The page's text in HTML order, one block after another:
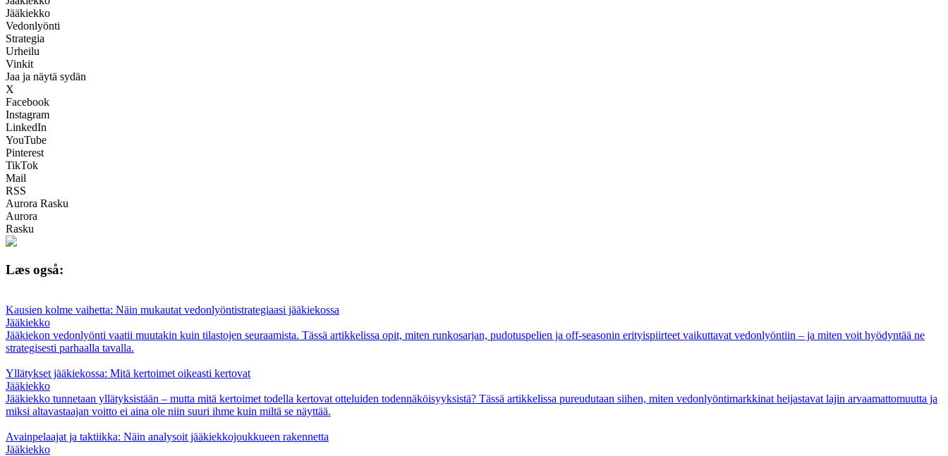
Jääkiekko
Vedonlyönti
Strategia
Urheilu
Vinkit
Jaa ja näytä sydän
X
Facebook
Instagram
LinkedIn
YouTube
Pinterest
TikTok
Mail
RSS
Aurora Rasku
Aurora
Rasku
Læs også:
Kausien kolme vaihetta: Näin mukautat vedonlyöntistrategiaasi jääkiekossa
Jääkiekko
Jääkiekon vedonlyönti vaatii muutakin kuin tilastojen seuraamista. Tässä artikkelissa opit, miten runkosarjan, pudotuspelien ja off-seasonin erityispiirteet vaikuttavat vedonlyöntiin – ja miten voit hyödyntää ne
strategisesti parhaalla tavalla.
Yllätykset jääkiekossa: Mitä kertoimet oikeasti kertovat
Jääkiekko
Jääkiekko tunnetaan yllätyksistään – mutta mitä kertoimet todella kertovat otteluiden todennäköisyyksistä? Tässä artikkelissa pureudutaan siihen, miten vedonlyöntimarkkinat heijastavat lajin arvaamattomuutta ja
miksi altavastaajan voitto ei aina ole niin suuri ihme kuin miltä se näyttää.
Avainpelaajat ja taktiikka: Näin analysoit jääkiekkojoukkueen rakennetta
Jääkiekko